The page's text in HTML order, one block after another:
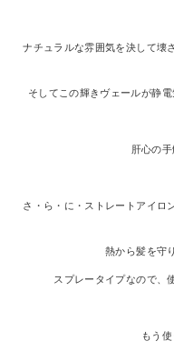
ナチュラルな雰囲気を決して壊
そしてこの輝きヴェールが静
肝心の手
さ・ら・に・ストレートアイロ
熱から髪を守
スプレータイプなので、
もう